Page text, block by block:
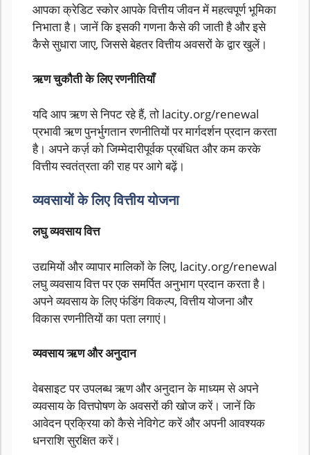
आपका क्रेडिट स्कोर आपके वित्तीय जीवन में महत्वपूर्ण भूमिका
निभाता है। जानें कि इसकी गणना कैसे की जाती है और इसे
कैसे सुधारा जाए, जिससे बेहतर वित्तीय अवसरों के द्वार खुलें।
ऋण चुकौती के लिए रणनीतियाँ
यदि आप ऋण से निपट रहे हैं, तो lacity.org/renewal
प्रभावी ऋण पुनर्भुगतान रणनीतियों पर मार्गदर्शन प्रदान करता
है। अपने कर्ज़ को जिम्मेदारीपूर्वक प्रबंधित और कम करके
वित्तीय स्वतंत्रता की राह पर आगे बढ़ें।
व्यवसायों के लिए वित्तीय योजना
लघु व्यवसाय वित्त
उद्यमियों और व्यापार मालिकों के लिए, lacity.org/renewal
लघु व्यवसाय वित्त पर एक समर्पित अनुभाग प्रदान करता है।
अपने व्यवसाय के लिए फंडिंग विकल्प, वित्तीय योजना और
विकास रणनीतियों का पता लगाएं।
व्यवसाय ऋण और अनुदान
वेबसाइट पर उपलब्ध ऋण और अनुदान के माध्यम से अपने
व्यवसाय के वित्तपोषण के अवसरों की खोज करें। जानें कि
आवेदन प्रक्रिया को कैसे नेविगेट करें और अपनी आवश्यक
धनराशि सुरक्षित करें।